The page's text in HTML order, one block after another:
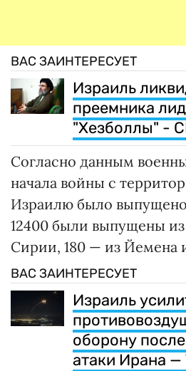
ВАС ЗАИНТЕРЕСУЕТ
Израиль
преемника
"Хезболлы" -
Согласно данным
начала войны с
Израилю было выпущено
12400 были выпущены
Сирии, 180 — из Йемена
ВАС ЗАИНТЕРЕСУЕТ
Израиль
оборону
атаки Ирана —